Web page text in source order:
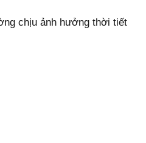
chịu ảnh hưởng thời tiết